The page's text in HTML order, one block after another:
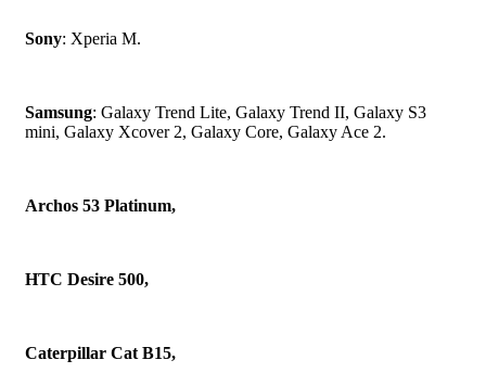
Sony: Xperia M.
Samsung: Galaxy Trend Lite, Galaxy Trend II, Galaxy S3
mini, Galaxy Xcover 2, Galaxy Core, Galaxy Ace 2.
Archos 53 Platinum,
HTC Desire 500,
Caterpillar Cat B15,